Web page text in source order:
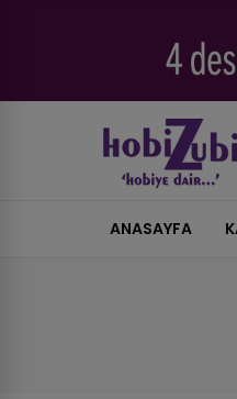
ANASAYFA